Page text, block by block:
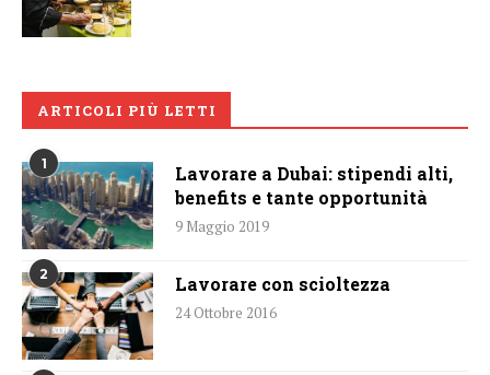
ARTICOLI PIÙ LETTI
1
Lavorare a Dubai: stipendi alti,
benefits e tante opportunità
9 Maggio 2019
2 Lavorare con scioltezza
24 Ottobre 2016